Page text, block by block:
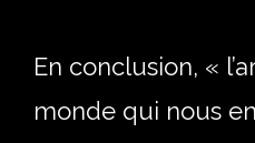
En conclusion, «
monde qui nous